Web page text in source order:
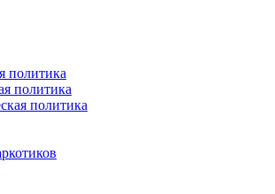
политика
политика
политика